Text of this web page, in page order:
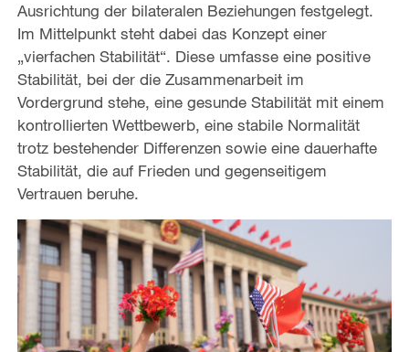
Ausrichtung der bilateralen Beziehungen festgelegt.
Im Mittelpunkt steht dabei das Konzept einer
„vierfachen Stabilität“. Diese umfasse eine positive
Stabilität, bei der die Zusammenarbeit im
Vordergrund stehe, eine gesunde Stabilität mit einem
kontrollierten Wettbewerb, eine stabile Normalität
trotz bestehender Differenzen sowie eine dauerhafte
Stabilität, die auf Frieden und gegenseitigem
Vertrauen beruhe.